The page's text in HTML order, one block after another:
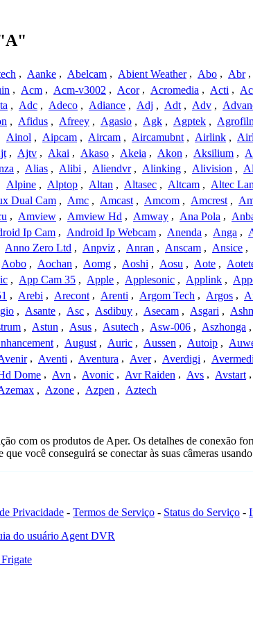
, Aanke , Abelcam , Abient Weather , Abo , Abr ,
, Acm , Acm-v3002 , Acor , Acromedia , Acti ,
, Adc , Adeco , Adiance , Adj , Adt , Adv ,
, Afidus , Afreey , Agasio , Agk , Agptek ,
Ainol , Aipcam , Aircam , Aircamubnt , Airlink ,
, Ajtv , Akai , Akaso , Akeia , Akon , Aksilium ,
, Alias , Alibi , Aliendvr , Alinking , Alivision ,
Alpine , Alptop , Altan , Altasec , Altcam , Altec
Dual Cam , Amc , Amcast , Amcom , Amcrest ,
, Amview , Amview Hd , Amway , Ana Pola ,
Ip Cam , Android Ip Webcam , Anenda , Anga ,
Anno Zero Ltd , Anpviz , Anran , Anscam , Ansice ,
Aobo , Aochan , Aomg , Aoshi , Aosu , Aote ,
, App Cam 35 , Apple , Applesonic , Applink ,
, Arebi , Arecont , Arenti , Argom Tech , Argos ,
, Asante , Asc , Asdibuy , Asecam , Asgari ,
, Astun , Asus , Asutech , Asw-006 , Aszhonga ,
, August , Auric , Aussen , Autoip ,
, Aventi , Aventura , Aver , Averdigi ,
Dome , Avn , Avonic , Avr Raiden , Avs , Avstart ,
, Azone , Azpen , Aztech
com os produtos de Aper. Os detalhes de conexão
você conseguirá se conectar às suas câmeras
Privacidade - Termos de Serviço - Status do Serviço -
do usuário Agent DVR